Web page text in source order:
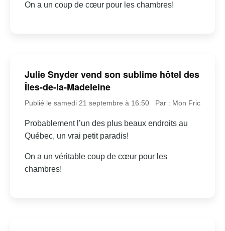
On a un coup de cœur pour les chambres!
Julie Snyder vend son sublime hôtel des
Îles-de-la-Madeleine
Publié le samedi 21 septembre à 16:50 Par : Mon Fric
Probablement l’un des plus beaux endroits au
Québec, un vrai petit paradis!
On a un véritable coup de cœur pour les
chambres!